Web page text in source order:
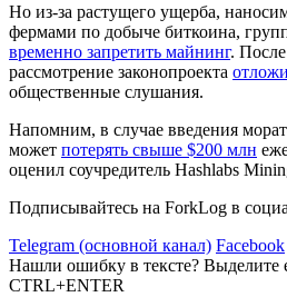
Но из-за растущего ущерба,
фермами по добыче биткоина,
временно запретить майнинг.
рассмотрение законопроекта
общественные слушания.
Напомним, в случае введения
может потерять свыше $200 млн
оценил соучредитель Hashlabs
Подписывайтесь на ForkLog в
Telegram (основной канал) Facebook
Нашли ошибку в тексте? Выделите
CTRL+ENTER